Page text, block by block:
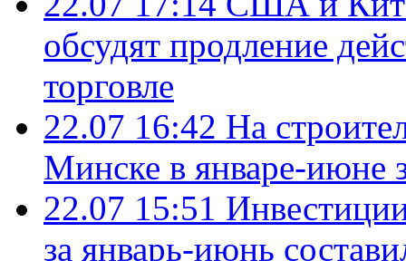
обсудят продление
торговле
22.07 16:42 На
Минске в январе-июне
22.07 15:51
за январь-июнь